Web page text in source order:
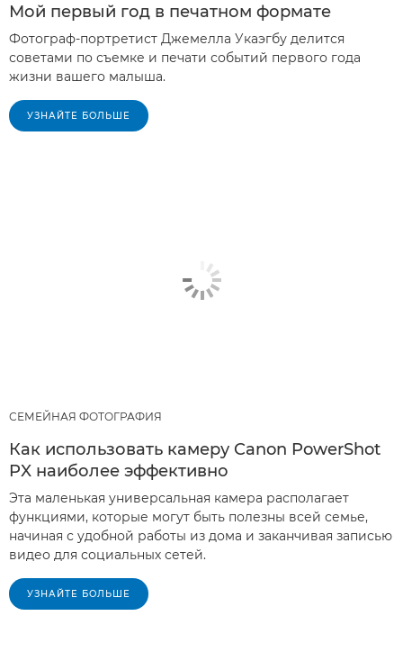
Мой первый год в печатном формате
Фотограф-портретист Джемелла Укаэгбу делится
советами по съемке и печати событий первого года
жизни вашего малыша.
УЗНАЙТЕ БОЛЬШЕ
СЕМЕЙНАЯ ФОТОГРАФИЯ
Как использовать камеру Canon PowerShot
PX наиболее эффективно
Эта маленькая универсальная камера располагает
функциями, которые могут быть полезны всей семье,
начиная с удобной работы из дома и заканчивая записью
видео для социальных сетей.
УЗНАЙТЕ БОЛЬШЕ